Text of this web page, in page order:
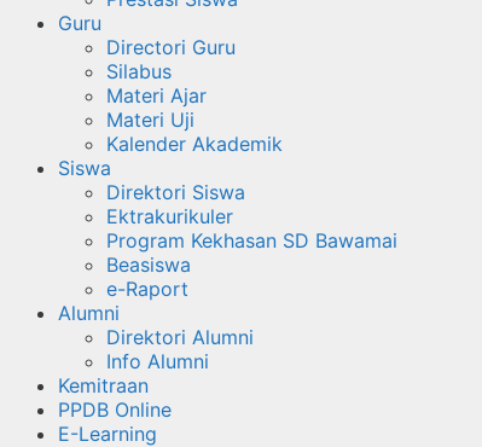
Guru
Directori Guru
Silabus
Materi Ajar
Materi Uji
Kalender Akademik
Siswa
Direktori Siswa
Ektrakurikuler
Program Kekhasan SD Bawamai
Beasiswa
e-Raport
Alumni
Direktori Alumni
Info Alumni
Kemitraan
PPDB Online
E-Learning